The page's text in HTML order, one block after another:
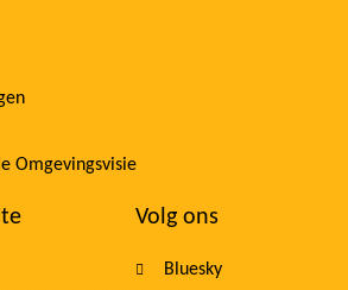
Omgevingsvisie
Volg ons
Bluesky